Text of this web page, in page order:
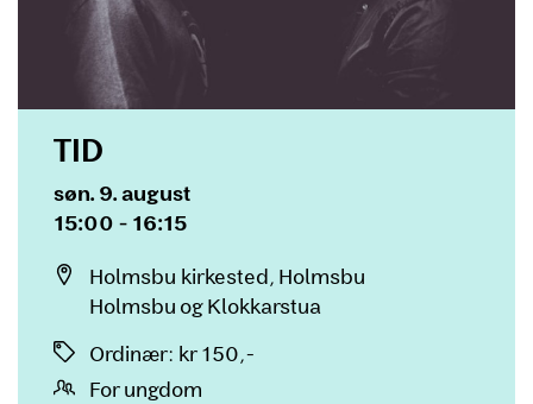
TID
søn. 9. august
15:00 - 16:15
Holmsbu kirkested, Holmsbu
Holmsbu og Klokkarstua
Ordinær: kr 150,-
For ungdom